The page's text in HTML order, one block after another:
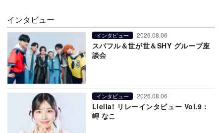
インタビュー
インタビュー 2026.08.06
スパフル＆世が世＆SHY グループ座
談会
インタビュー 2026.08.06
Liella! リレーインタビュー Vol.9：
岬 なこ